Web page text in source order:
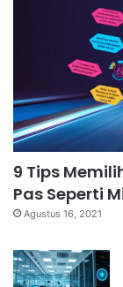
9 Tips
Pas Seperti
Agustus 16, 2021